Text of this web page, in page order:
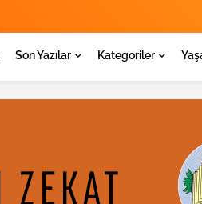
Son Yazılar Kategoriler